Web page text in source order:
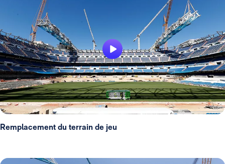
Remplacement du terrain de jeu